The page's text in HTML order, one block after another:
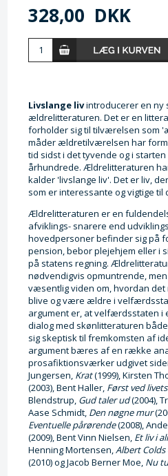
328,00 DKK
Livslange livintroducerer en ny
ældrelitteraturen. Det er en
forholder sig til tilværelsen som
måder ældretilværelsen har
tid sidst i det tyvende og i
århundrede. Ældrelitteraturen
kalder 'livslange liv'. Det er liv,
som er interessante og vigtige til
Ældrelitteraturen er en
afviklings- snarere end
hovedpersoner befinder sig på
pension, bebor plejehjem eller i
på statens regning.
nødvendigvis opmuntrende,
væsentlig viden om, hvordan det
blive og være ældre i
argument er, at velfærdsstaten i
dialog med skønlitteraturen
sig skeptisk til fremkomsten af
argument bæres af en række
prosafiktionsværker udgivet
Jungersen, Krat(1999), Kirsten
(2003), Bent Haller, Først ved
Blendstrup, Gud taler ud(2004),
Aase Schmidt, Den nøgne mur
Eventuelle pårørende(2008),
(2009), Bent Vinn Nielsen, Et liv i
Henning Mortensen,Albert
(2010) og Jacob Berner Moe, Nu